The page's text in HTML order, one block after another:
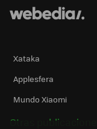
Xataka
Applesfera
Mundo Xiaomi
Otras